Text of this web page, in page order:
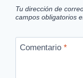
Tu dirección de
campos obligatorios
Comentario *